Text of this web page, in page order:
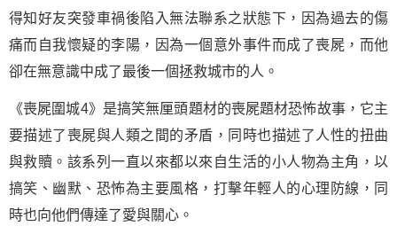
得知好友突發車禍後陷入無法聯系之狀態下，因為過去的傷
痛而自我懷疑的李陽，因為一個意外事件而成了喪屍，而他
卻在無意識中成了最後一個拯救城市的人。
《喪屍圍城4》是搞笑無厘頭題材的喪屍題材恐怖故事，它主
要描述了喪屍與人類之間的矛盾，同時也描述了人性的扭曲
與救贖。該系列一直以來都以來自生活的小人物為主角，以
搞笑、幽默、恐怖為主要風格，打擊年輕人的心理防線，同
時也向他們傳達了愛與關心。